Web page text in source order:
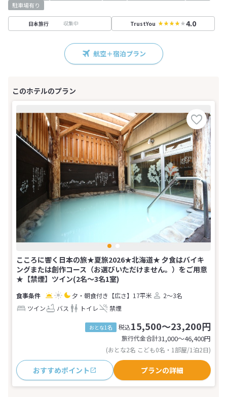
駐車場有り
日本旅行 収集中 TrustYou 4.0
航空＋宿泊プラン
こころに響く日本の旅★夏旅2026★北海道★ 夕食はバイキ
ングまたは創作コース（お選びいただけません。）をご用意
★【禁煙】ツイン(2名～3名1室)
夕・朝食付き 【広さ】17平米
2～3名
ツイン
バス トイレ 禁煙
おとな1名 税込15,500～23,200円
旅行代金合計31,000〜46,400円
(おとな2名 こども0名・1部屋/1泊2日)
おすすめポイント プランの詳細